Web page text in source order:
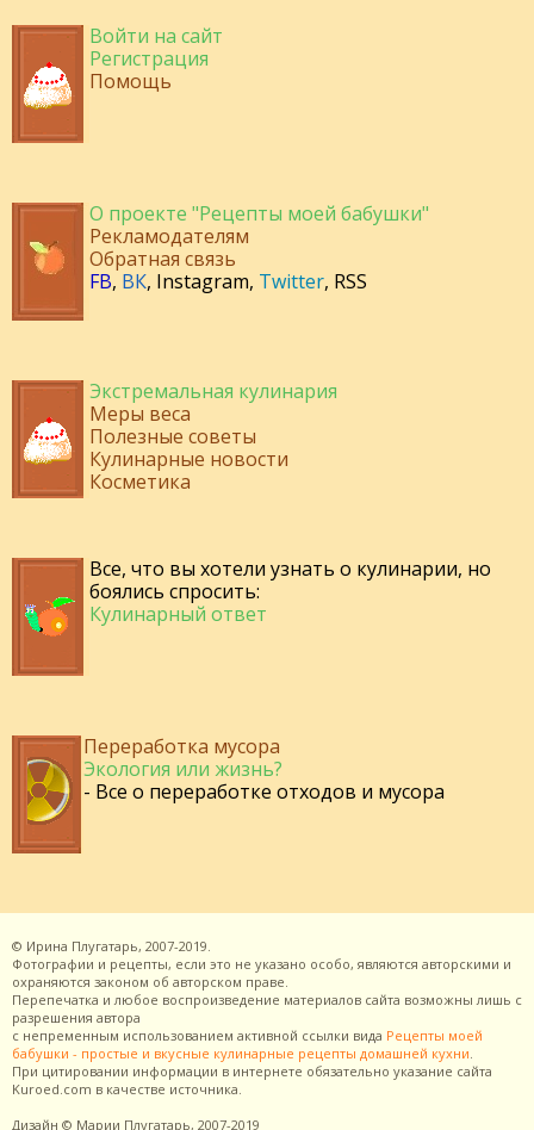
Войти на сайт
Регистрация
Помощь
О проекте "Рецепты моей бабушки"
Рекламодателям
Обратная связь
FB, ВК, Instagram, Twitter, RSS
Экстремальная кулинария
Меры веса
Полезные советы
Кулинарные новости
Косметика
Все, что вы хотели узнать о кулинарии, но
боялись спросить:
Кулинарный ответ
Переработка мусора
Экология или жизнь?
- Все о переработке отходов и мусора
© Ирина Плугатарь, 2007-2019.
Фотографии и рецепты, если это не указано особо, являются авторскими и
охраняются законом об авторском праве.
Перепечатка и любое воспроизведение материалов сайта возможны лишь с
разрешения автора
с непременным использованием активной ссылки вида Рецепты моей
бабушки - простые и вкусные кулинарные рецепты домашней кухни.
При цитировании информации в интернете обязательно указание сайта
Kuroed.com в качестве источника.
Дизайн © Марии Плугатарь, 2007-2019